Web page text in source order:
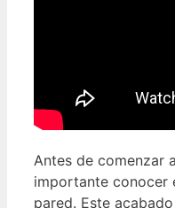
Antes de comenzar
importante conocer
pared. Este